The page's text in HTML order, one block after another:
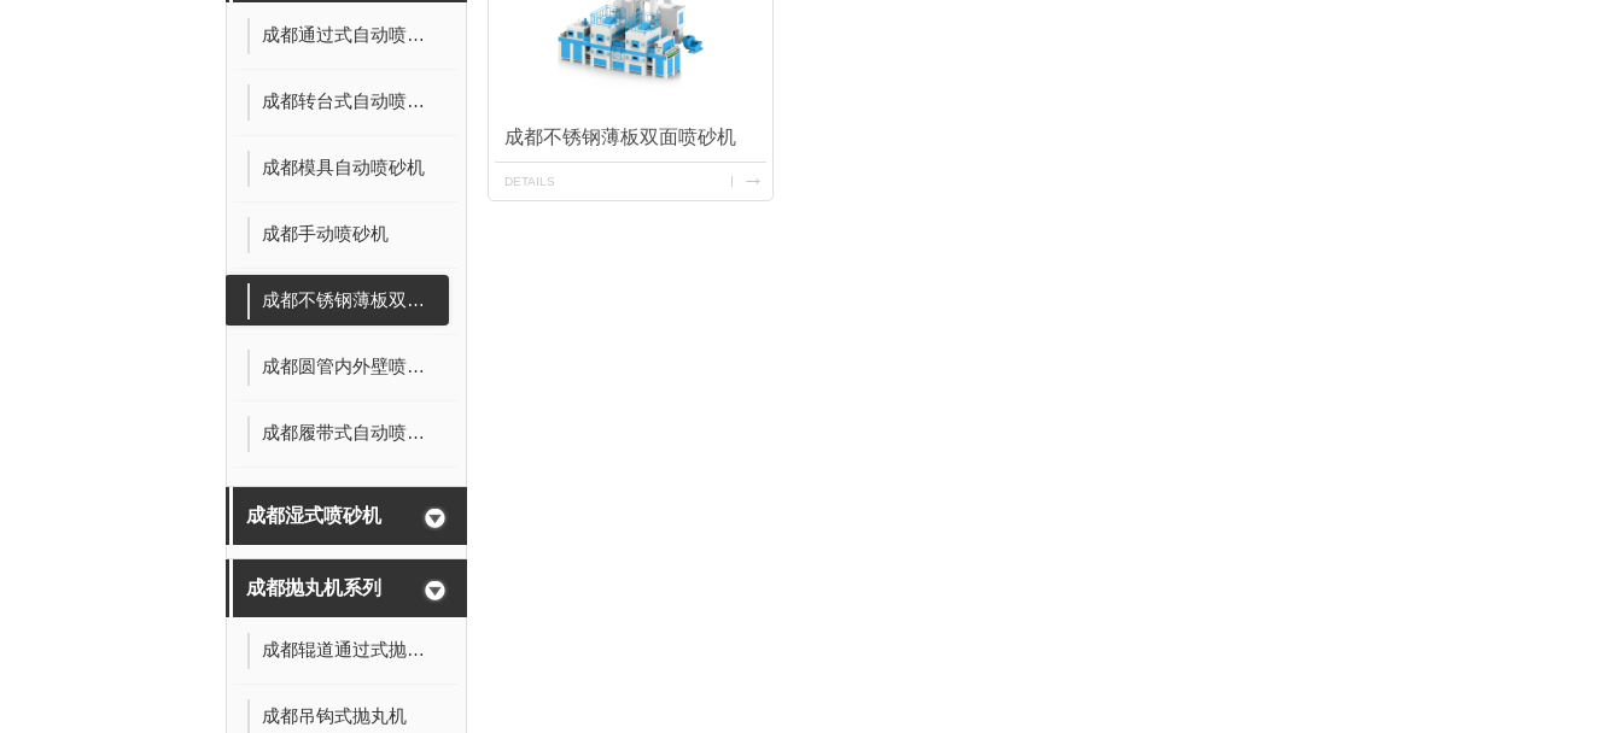
成都通过式自动喷砂机
成都转台式自动喷砂机
成都模具自动喷砂机
成都手动喷砂机
成都不锈钢薄板双面喷砂机
成都圆管内外壁喷砂机
成都履带式自动喷砂机
成都湿式喷砂机
成都抛丸机系列
成都辊道通过式抛丸机
成都吊钩式抛丸机
成都不锈钢薄板双面喷砂机
DETAILS